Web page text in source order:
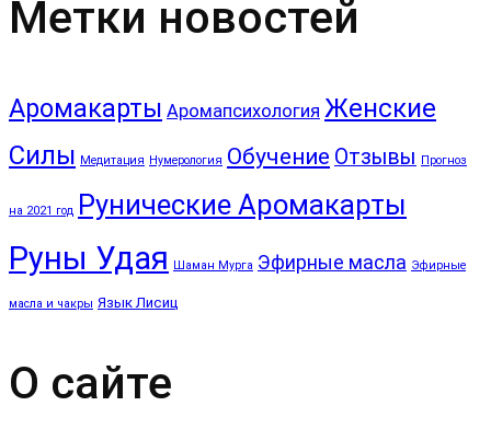
Метки новостей
Аромакарты Аромапсихология Женские
Силы Медитация Нумерология Обучение Отзывы Прогноз
на 2021 год Рунические Аромакарты
Руны Удая Шаман Мурга Эфирные масла Эфирные
масла и чакры Язык Лисиц
О сайте